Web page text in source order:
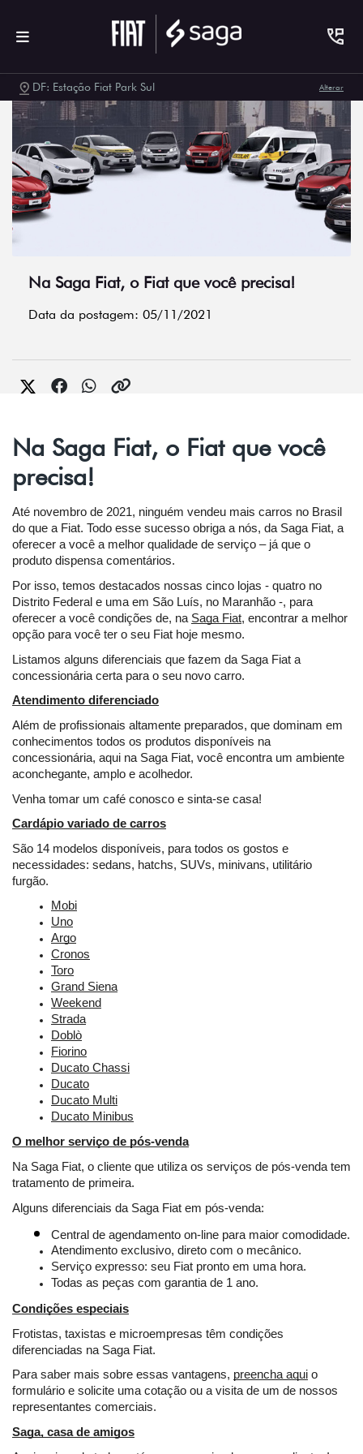
DF: Estação Fiat Park Sul Alterar
Na Saga Fiat, o Fiat que você precisa!
Data da postagem: 05/11/2021
Na Saga Fiat, o Fiat que você
precisa!
Até novembro de 2021, ninguém vendeu mais carros no Brasil
do que a Fiat. Todo esse sucesso obriga a nós, da Saga Fiat, a
oferecer a você a melhor qualidade de serviço – já que o
produto dispensa comentários.
Por isso, temos destacados nossas cinco lojas - quatro no
Distrito Federal e uma em São Luís, no Maranhão -, para
oferecer a você condições de, na Saga Fiat, encontrar a melhor
opção para você ter o seu Fiat hoje mesmo.
Listamos alguns diferenciais que fazem da Saga Fiat a
concessionária certa para o seu novo carro.
Atendimento diferenciado
Além de profissionais altamente preparados, que dominam em
conhecimentos todos os produtos disponíveis na
concessionária, aqui na Saga Fiat, você encontra um ambiente
aconchegante, amplo e acolhedor.
Venha tomar um café conosco e sinta-se casa!
Cardápio variado de carros
São 14 modelos disponíveis, para todos os gostos e
necessidades: sedans, hatchs, SUVs, minivans, utilitário
furgão.
Mobi
Uno
Argo
Cronos
Toro
Grand Siena
Weekend
Strada
Doblò
Fiorino
Ducato Chassi
Ducato
Ducato Multi
Ducato Minibus
O melhor serviço de pós-venda
Na Saga Fiat, o cliente que utiliza os serviços de pós-venda tem
tratamento de primeira.
Alguns diferenciais da Saga Fiat em pós-venda:
Central de agendamento on-line para maior comodidade.
Atendimento exclusivo, direto com o mecânico.
Serviço expresso: seu Fiat pronto em uma hora.
Todas as peças com garantia de 1 ano.
Condições especiais
Frotistas, taxistas e microempresas têm condições
diferenciadas na Saga Fiat.
Para saber mais sobre essas vantagens, preencha aqui o
formulário e solicite uma cotação ou a visita de um de nossos
representantes comerciais.
Saga, casa de amigos